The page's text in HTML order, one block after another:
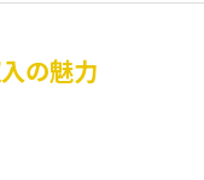
の魅力